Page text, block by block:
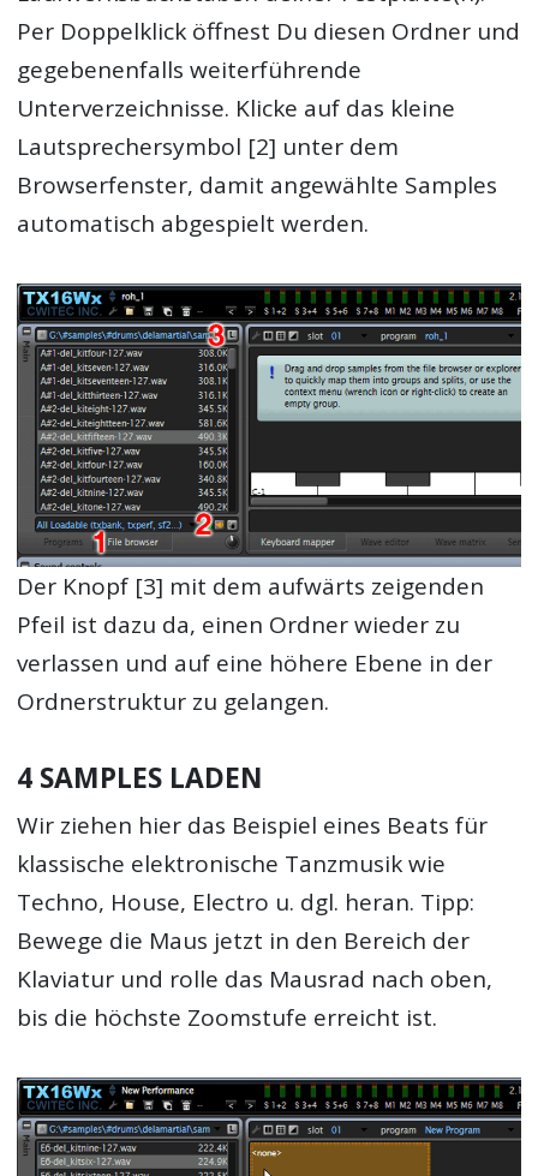
Per Doppelklick öffnest Du diesen Ordner und
gegebenenfalls weiterführende
Unterverzeichnisse. Klicke auf das kleine
Lautsprechersymbol [2] unter dem
Browserfenster, damit angewählte Samples
automatisch abgespielt werden.
Der Knopf [3] mit dem aufwärts zeigenden
Pfeil ist dazu da, einen Ordner wieder zu
verlassen und auf eine höhere Ebene in der
Ordnerstruktur zu gelangen.
4 SAMPLES LADEN
Wir ziehen hier das Beispiel eines Beats für
klassische elektronische Tanzmusik wie
Techno, House, Electro u. dgl. heran. Tipp:
Bewege die Maus jetzt in den Bereich der
Klaviatur und rolle das Mausrad nach oben,
bis die höchste Zoomstufe erreicht ist.